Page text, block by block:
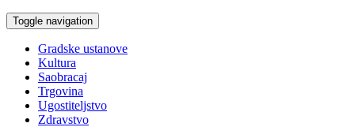
Toggle navigation
Gradske ustanove
Kultura
Saobracaj
Trgovina
Ugostiteljstvo
Zdravstvo